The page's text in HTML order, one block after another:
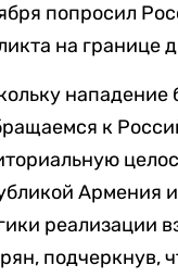
попросил
на границе
к
Армения
реализации
подчеркнув,